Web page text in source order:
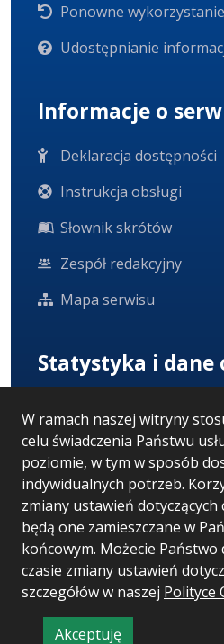
W ramach naszej witryny
celu świadczenia Państwu
poziomie, w tym w sposób
indywidualnych potrzeb.
zmiany ustawień dotyczących
będą one zamieszczane w
końcowym. Możecie Państwo
czasie zmiany ustawień
szczegółów w naszej Polityce
Akceptuję
Ponowne wykorzystanie
Udostępnianie
Informacje o
Deklaracja dostępności
Instrukcja obsługi
Słownik skrótów
Zespół redakcyjny
Mapa serwisu
Statystyka i dane
Ostatnio dodane
Polityka prywatności
RODO
Wersja systemu: 5.7.0 [52]
Ostatnia aktualizacja BIP: